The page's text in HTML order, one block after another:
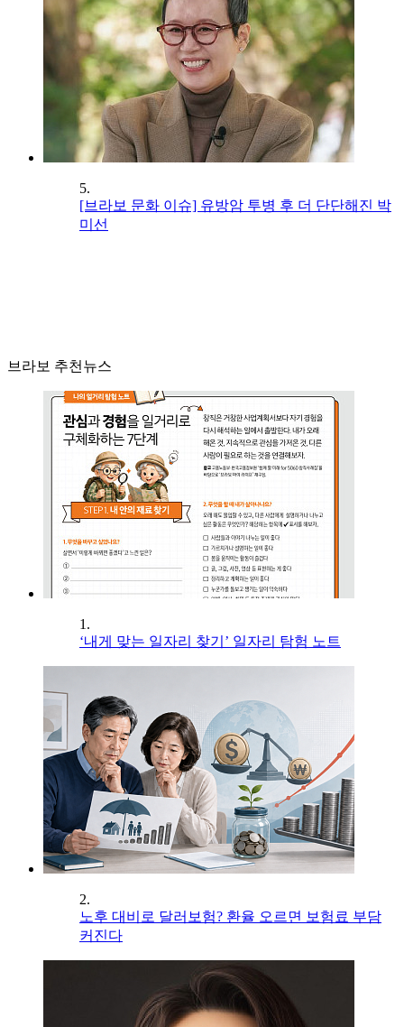
5.
[브라보 문화 이슈] 유방암 투병 후 더 단단해진 박
미선
브라보 추천뉴스
1.
‘내게 맞는 일자리 찾기’ 일자리 탐험 노트
2.
노후 대비로 달러보험? 환율 오르면 보험료 부담
커진다